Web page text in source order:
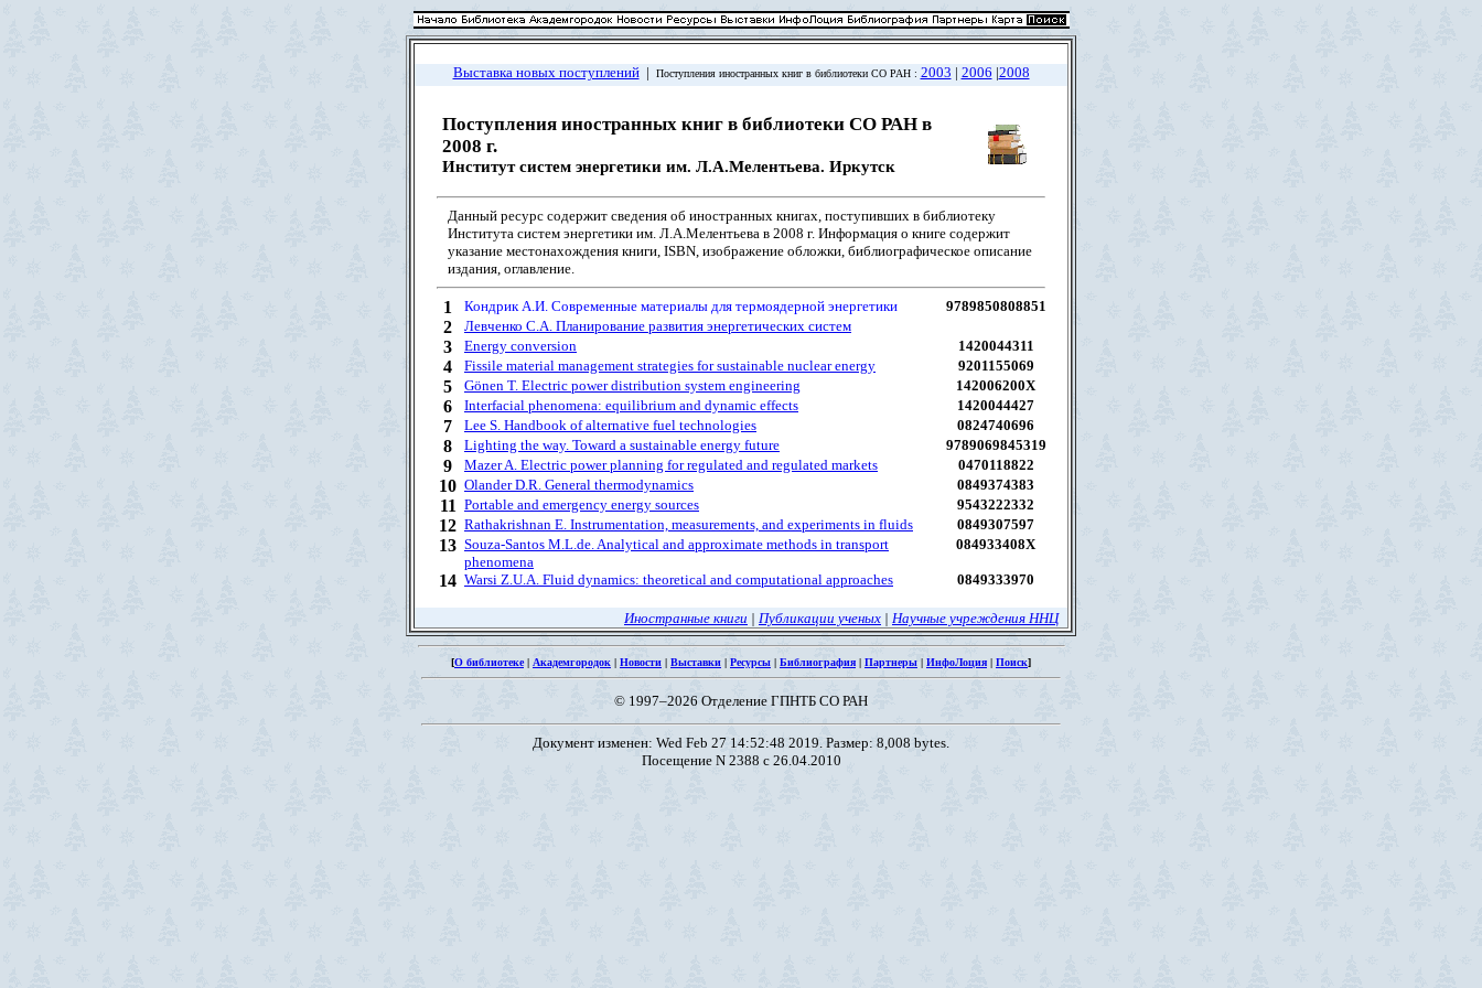
Выставка новых поступлений| Поступления иностранных книг в библиотеки СО РАН : 2003 | 2006 |2008
Поступления иностранных книг в библиотеки СО РАН в
2008 г.
Институт систем энергетики им. Л.А.Мелентьева. Иркутск
Данный ресурс содержит сведения об иностранных книгах, поступивших в библиотеку
Института систем энергетики им. Л.А.Мелентьева в 2008 г. Информация о книге содержит
указание местонахождения книги, ISBN, изображение обложки, библиографическое описание
издания, оглавление.
1 Кондрик А.И. Современные материалы для термоядерной энергетики 9789850808851
2 Левченко С.А. Планирование развития энергетических систем
3 Energy conversion 1420044311
4 Fissile material management strategies for sustainable nuclear energy 9201155069
5 Gönen T. Electric power distribution system engineering 142006200X
6 Interfacial phenomena: equilibrium and dynamic effects 1420044427
7 Lee S. Handbook of alternative fuel technologies 0824740696
8 Lighting the way. Toward a sustainable energy future 9789069845319
9 Mazer A. Electric power planning for regulated and regulated markets 0470118822
10 Olander D.R. General thermodynamics 0849374383
11 Portable and emergency energy sources 9543222332
12 Rathakrishnan E. Instrumentation, measurements, and experiments in fluids 0849307597
13 Souza-Santos M.L.de. Analytical and approximate methods in transport
phenomena
084933408X
14 Warsi Z.U.A. Fluid dynamics: theoretical and computational approaches 0849333970
Иностранные книги | Публикации ученых | Научные учреждения ННЦ
[О библиотеке| Академгородок | Новости | Выставки | Ресурсы | Библиография | Партнеры | ИнфоЛоция | Поиск]
© 1997–2026 Отделение ГПНТБ СО РАН
Документ изменен: Wed Feb 27 14:52:48 2019. Размер: 8,008 bytes.
Посещение N 2388 с 26.04.2010